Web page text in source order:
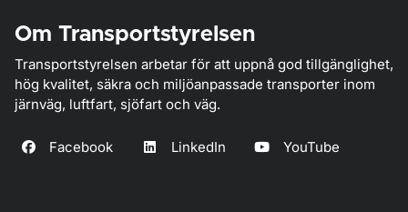
Om Transportstyrelsen
Transportstyrelsen arbetar för att uppnå god tillgänglighet,
hög kvalitet, säkra och miljöanpassade transporter inom
järnväg, luftfart, sjöfart och väg.
Facebook LinkedIn YouTube